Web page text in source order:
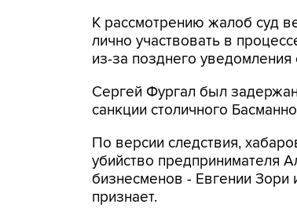
К рассмотрению жалоб суд
лично участвовать в
из-за позднего
Сергей Фургал был
санкции столичного
По версии следствия,
убийство предпринимателя
бизнесменов - Евгении Зори
признает.